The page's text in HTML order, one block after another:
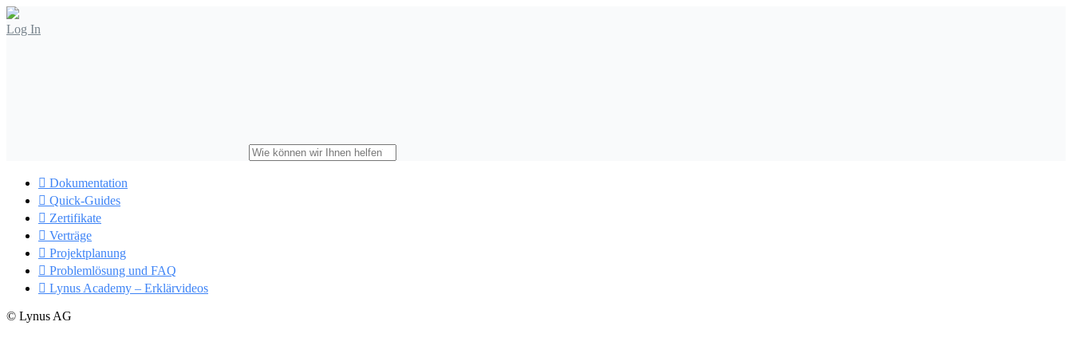
Log In
 Dokumentation
 Quick-Guides
 Zertifikate
 Verträge
 Projektplanung
 Problemlösung und FAQ
 Lynus Academy – Erklärvideos
© Lynus AG